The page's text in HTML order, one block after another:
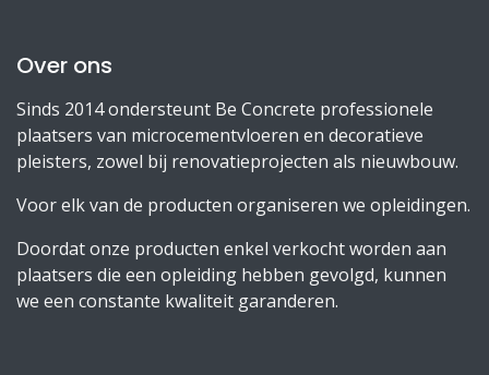
Over ons
Sinds 2014 ondersteunt Be Concrete professionele
plaatsers van microcementvloeren en decoratieve
pleisters, zowel bij renovatieprojecten als nieuwbouw.
Voor elk van de producten organiseren we opleidingen.
Doordat onze producten enkel verkocht worden aan
plaatsers die een opleiding hebben gevolgd, kunnen
we een constante kwaliteit garanderen.